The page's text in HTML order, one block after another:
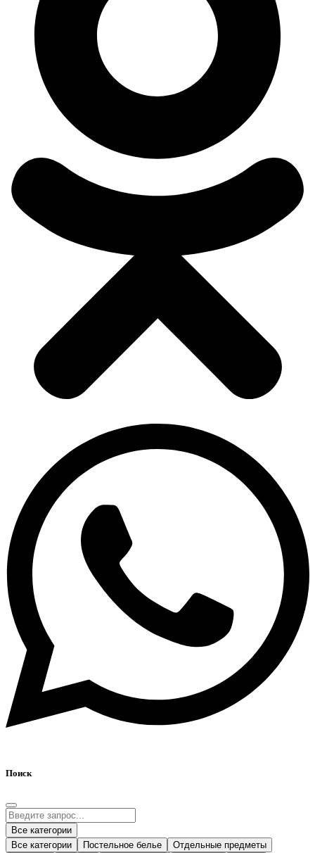
Поиск
Все категории
Все категории
Постельное белье
Отдельные предметы